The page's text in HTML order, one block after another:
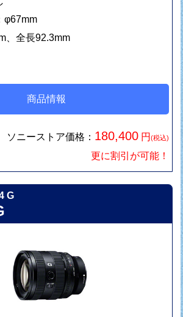
φ67mm
、全長92.3mm
商品情報
ソニーストア価格： 180,400 円(税込)
更に割引が可能！
G